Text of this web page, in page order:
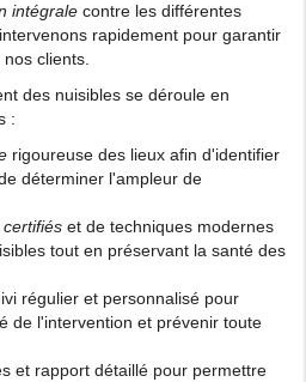
intégrale contre les différentes
rapidement pour garantir
clients.
des nuisibles se déroule en
:
rigoureuse des lieux afin d'identifier
déterminer l'ampleur de
et de techniques modernes
tout en préservant la santé des
régulier et personnalisé pour
de l'intervention et prévenir toute
et rapport détaillé pour permettre